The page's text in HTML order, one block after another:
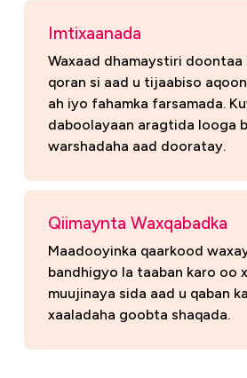
Imtixaanada
Waxaad dhamaystiri doontaa
qoran si aad u tijaabiso
ah iyo fahamka farsamada.
daboolayaan aragtida looga
warshadaha aad dooratay.
Qiimaynta Waxqabadka
Maadooyinka qaarkood
bandhigyo la taaban karo oo
muujinaya sida aad u qaban
xaaladaha goobta shaqada.